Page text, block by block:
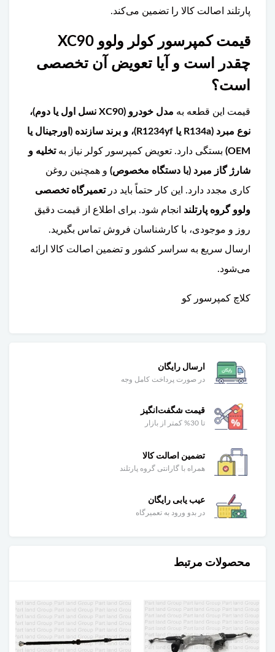
پارتلند اصالت کالا را تضمین می‌کند.
قیمت کمپرسور کولر ولوو XC90
چقدر است و آیا تعویض آن تخصصی
است؟
قیمت این قطعه به
مدل خودرو (XC90 نسل اول یا دوم)،
نوع مبرد (R134a یا R1234yf)، و برند سازنده (اورجینال یا
OEM) بستگی دارد. تعویض کمپرسور کولر نیاز بهتخلیه و
شارژ گاز مبرد (با دستگاه مخصوص) و همچنین روغن
کاری مجدد دارد. این کار حتماً باید درتعمیرگاه تخصصی
ولوو گروه پارتلند انجام شود. برای اطلاع از قیمت دقیق
روز و موجودی، با کارشناسان فروش تماس بگیرید.
ارسال سریع به سراسر کشور و تضمین اصالت کالا ارائه
می‌شود.
کلاچ کمپرسور کو
ارسال رایگان
در صورت پرداخت کامل وجه
قیمت شگفت‌انگیز
تا 30% کمتر از بازار
تضمین اصالت کالا
همراه با گارانتی گروه پارتلند
عیب یابی رایگان
در بدو ورود به تعمیرگاه
محصولات مرتبط